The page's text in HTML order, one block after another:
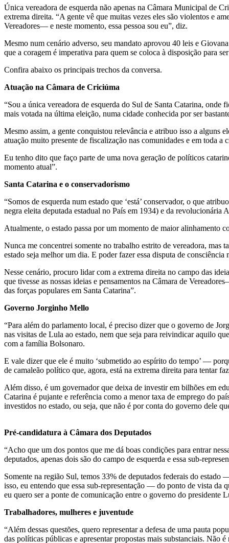
Única vereadora de esquerda não apenas na Câmara Municipal de
extrema direita. “A gente vê que muitas vezes eles são violentos e
Vereadores— e neste momento, essa pessoa sou eu”, diz.
Mesmo num cenário adverso, seu mandato aprovou 40 leis e
que a coragem é imperativa para quem se coloca à disposição para
Confira abaixo os principais trechos da conversa.
Atuação na Câmara de Criciúma
“Sou a única vereadora de esquerda do Sul de Santa Catarina,
mais votada na última eleição, numa cidade conhecida por ser
Mesmo assim, a gente conquistou relevância e atribuo isso a alguns
atuação muito presente de fiscalização nas comunidades e em toda
Eu tenho dito que faço parte de uma nova geração de políticos
momento atual”.
Santa Catarina e o conservadorismo
“Somos de esquerda num estado que ‘está’ conservador, o que
negra eleita deputada estadual no País em 1934) e da
Atualmente, o estado passa por um momento de maior alinhamento
Nunca me concentrei somente no trabalho estrito de vereadora, mas
estado seja melhor um dia. E poder fazer essa disputa de
Nesse cenário, procuro lidar com a extrema direita no campo das
que tivesse as nossas ideias e pensamentos na Câmara de
das forças populares em Santa Catarina”.
Governo Jorginho Mello
“Para além do parlamento local, é preciso dizer que o governo de
nas visitas de Lula ao estado, nem que seja para reivindicar aquilo
com a família Bolsonaro.
E vale dizer que ele é muito ‘submetido ao espírito do tempo’ —
de camaleão político que, agora, está na extrema direita para tentar
Além disso, é um governador que deixa de investir em bilhões em
Catarina é pujante e referência como a menor taxa de emprego do
investidos no estado, ou seja, que não é por conta do governo dele
Pré-candidatura à Câmara dos Deputados
“Acho que um dos pontos que me dá boas condições para entrar
deputados, apenas dois são do campo de esquerda e essa sub-
Somente na região Sul, temos 33% de deputados federais do
isso, eu entendo que essa sub-representação — do ponto de vista
eu quero ser a ponte de comunicação entre o governo do presidente
Trabalhadores, mulheres e juventude
“Além dessas questões, quero representar a defesa de uma pauta
das políticas públicas e apresentar propostas mais substanciais. Não